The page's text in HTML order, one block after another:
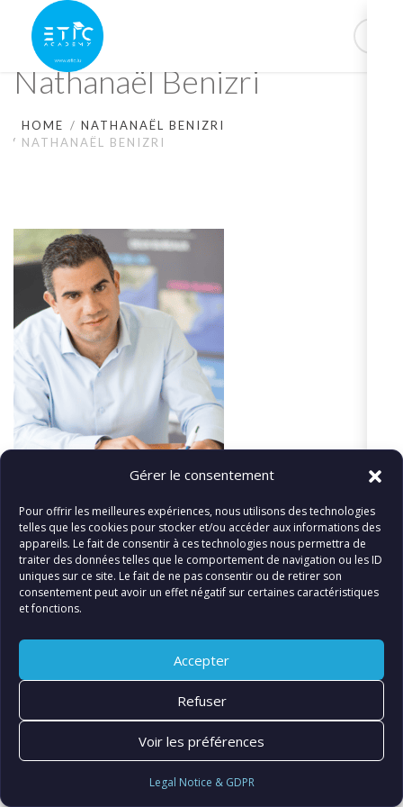
Gérer le consentement
Pour offrir les meilleures expériences, nous utilisons des technologies
telles que les cookies pour stocker et/ou accéder aux informations des
appareils. Le fait de consentir à ces technologies nous permettra de
traiter des données telles que le comportement de navigation ou les ID
uniques sur ce site. Le fait de ne pas consentir ou de retirer son
consentement peut avoir un effet négatif sur certaines caractéristiques
et fonctions.
Accepter
Refuser
Voir les préférences
Legal Notice & GDPR
Nathanaël Benizri
HOME
NATHANAËL BENIZRI
NATHANAËL BENIZRI
«Nathanaël Benizri
© FIATLUX INTERNATIONAL SARL